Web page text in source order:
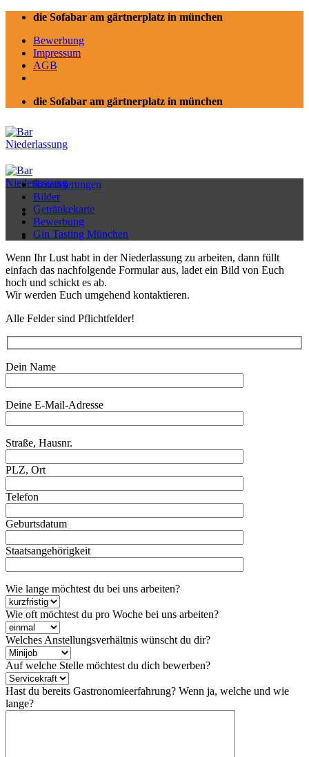
Zum
springen
die Sofabar am gärtnerplatz in münchen
Bewerbung
Impressum
AGB
die Sofabar am gärtnerplatz in münchen
Reservierungen
Bilder
Getränkekarte
Bewerbung
Gin Tasting München
Wenn Ihr Lust habt in der Niederlassung zu arbeiten, dann füllt
einfach das nachfolgende Formular aus, ladet ein Bild von Euch
hoch und schickt es ab.
Wir werden Euch umgehend kontaktieren.
Alle Felder sind Pflichtfelder!
Dein Name
Deine E-Mail-Adresse
Straße, Hausnr.
PLZ, Ort
Telefon
Geburtsdatum
Staatsangehörigkeit
Wie lange möchtest du bei uns arbeiten?
Wie oft möchtest du pro Woche bei uns arbeiten?
Welches Anstellungsverhältnis wünscht du dir?
Auf welche Stelle möchtest du dich bewerben?
Hast du bereits Gastronomieerfahrung? Wenn ja, welche und wie
lange?